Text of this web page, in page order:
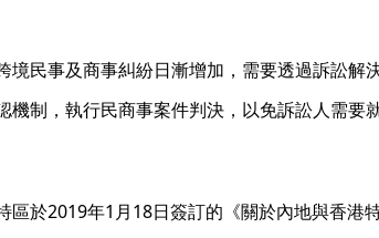
民事及商事糾紛日漸增加，需要透過訴訟
制，執行民商事案件判決，以免訴訟人需
於2019年1月18日簽訂的《關於內地與香港